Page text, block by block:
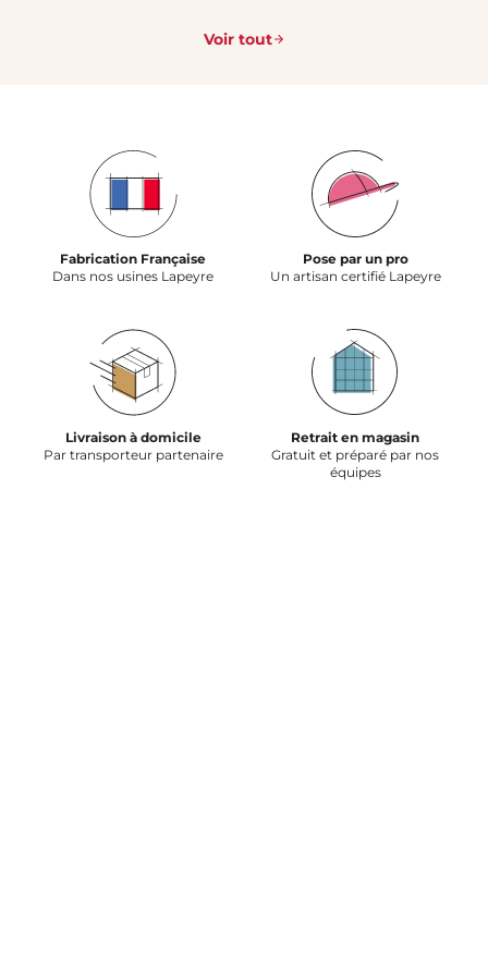
Voir tout
Fabrication Française
Dans nos usines Lapeyre
Pose par un pro
Un artisan certifié Lapeyre
Livraison à domicile
Par transporteur partenaire
Retrait en magasin
Gratuit et préparé par nos
équipes